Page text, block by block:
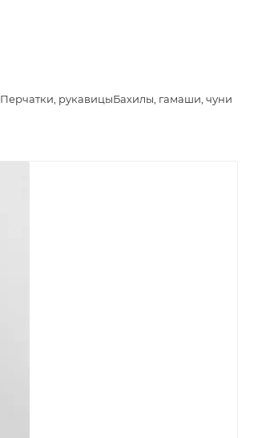
Перчатки, рукавицыБахилы, гамаши, чуни